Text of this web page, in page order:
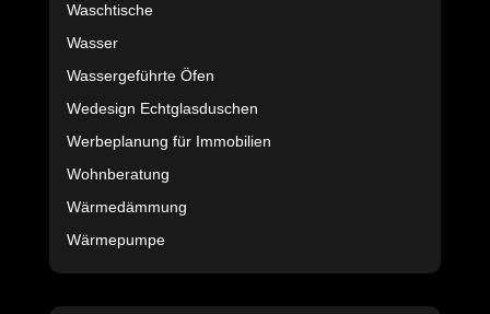
Waschtische
Wasser
Wassergeführte Öfen
Wedesign Echtglasduschen
Werbeplanung für Immobilien
Wohnberatung
Wärmedämmung
Wärmepumpe